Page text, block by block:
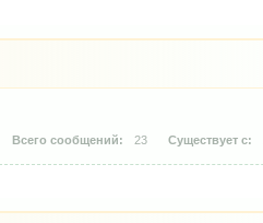
23